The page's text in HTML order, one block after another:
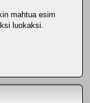
mahtua esim
luokaksi.